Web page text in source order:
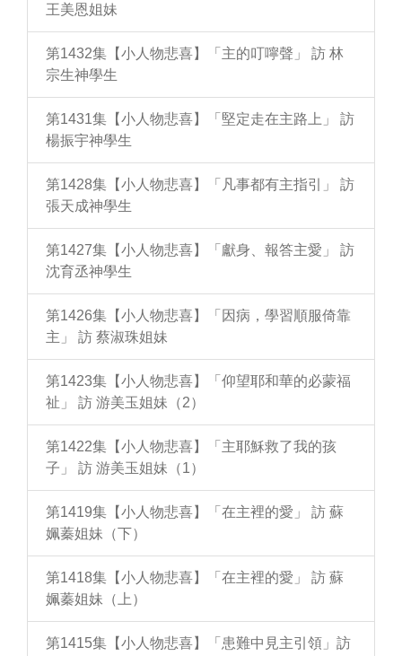
王美恩姐妹
第1432集【小人物悲喜】「主的叮嚀聲」 訪 林
宗生神學生
第1431集【小人物悲喜】「堅定走在主路上」 訪
楊振宇神學生
第1428集【小人物悲喜】「凡事都有主指引」 訪
張天成神學生
第1427集【小人物悲喜】「獻身、報答主愛」 訪
沈育丞神學生
第1426集【小人物悲喜】「因病，學習順服倚靠
主」 訪 蔡淑珠姐妹
第1423集【小人物悲喜】「仰望耶和華的必蒙福
祉」 訪 游美玉姐妹（2）
第1422集【小人物悲喜】「主耶穌救了我的孩
子」 訪 游美玉姐妹（1）
第1419集【小人物悲喜】「在主裡的愛」 訪 蘇
姵蓁姐妹（下）
第1418集【小人物悲喜】「在主裡的愛」 訪 蘇
姵蓁姐妹（上）
第1415集【小人物悲喜】「患難中見主引領」訪